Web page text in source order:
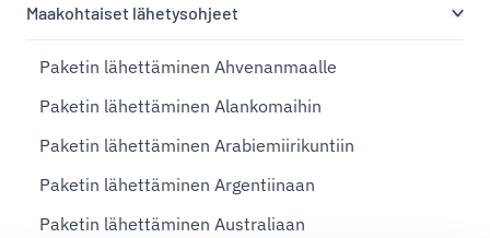
Maakohtaiset lähetysohjeet
Paketin lähettäminen Ahvenanmaalle
Paketin lähettäminen Alankomaihin
Paketin lähettäminen Arabiemiirikuntiin
Paketin lähettäminen Argentiinaan
Paketin lähettäminen Australiaan